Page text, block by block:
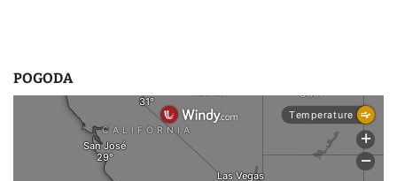
POGODA